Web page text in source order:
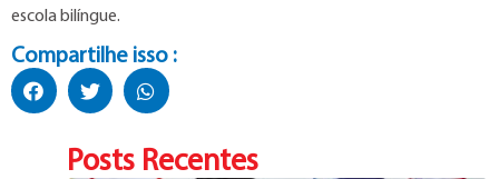
escola bilíngue.
Compartilhe isso :
Posts Recentes